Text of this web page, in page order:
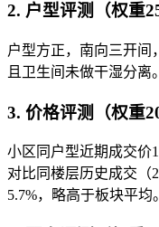
2. 户型评测（权重
户型方正，南向三开间
且卫生间未做干湿分离
3. 价格评测（权重
小区同户型近期成交价
对比同楼层历史成交（
5.7%，略高于板块平均